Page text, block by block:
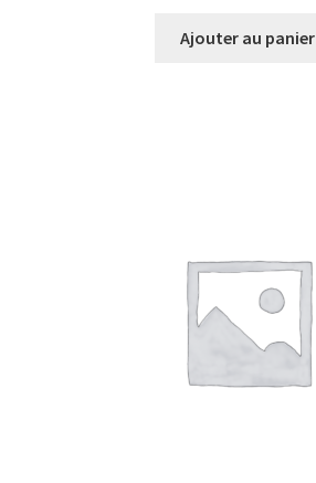
Ajouter au panier